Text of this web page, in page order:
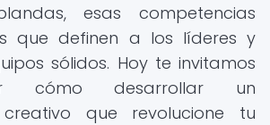
esas competencias
que definen a los líderes y
sólidos. Hoy te invitamos
cómo desarrollar un
creativo que revolucione tu